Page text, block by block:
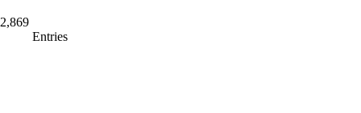
2,869
Entries